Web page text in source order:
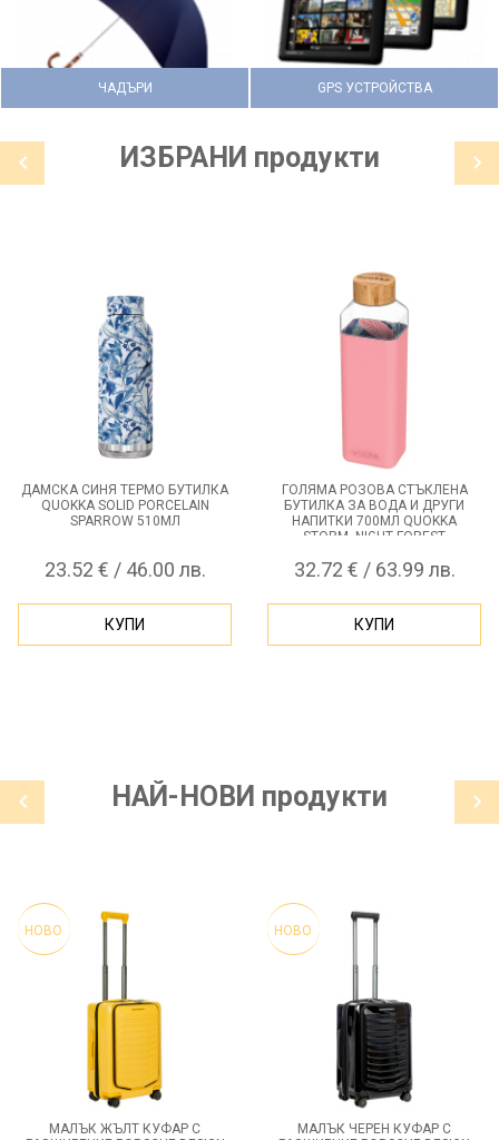
ЧАДЪРИ GPS УСТРОЙСТВА
ИЗБРАНИ продукти
ДАМСКА СИНЯ ТЕРМО БУТИЛКА
QUOKKA SOLID PORCELAIN
SPARROW 510МЛ
23.52 € / 46.00 лв.
КУПИ
ГОЛЯМА РОЗОВА СТЪКЛЕНА
БУТИЛКА ЗА ВОДА И ДРУГИ
НАПИТКИ 700МЛ QUOKKA
STORM, NIGHT FOREST
32.72 € / 63.99 лв.
КУПИ
НАЙ-НОВИ продукти
НОВО
МАЛЪК ЖЪЛТ КУФАР С
НОВО
МАЛЪК ЧЕРЕН КУФАР С